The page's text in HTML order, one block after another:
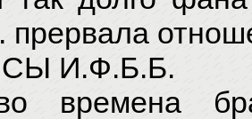
прервала
И.Ф.Б.Б.
времена